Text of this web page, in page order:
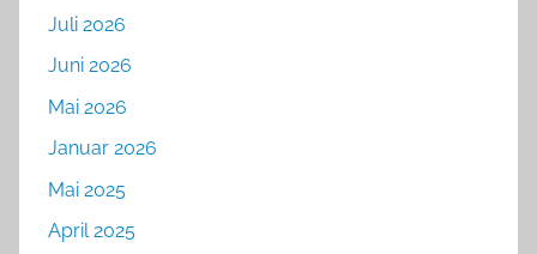
Juli 2026
Juni 2026
Mai 2026
Januar 2026
Mai 2025
April 2025